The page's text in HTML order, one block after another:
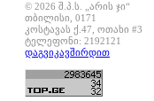
© 2026 შ.პ.ს. „არის ჯი“
თბილისი, 0171
კოსტავას ქ.47, ოთახი #3
ტელეფონი: 2192121
დაგვიკავშირდით